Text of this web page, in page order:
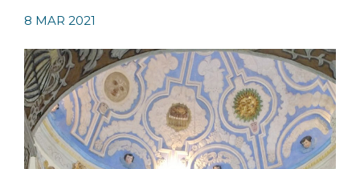
8 MAR 2021